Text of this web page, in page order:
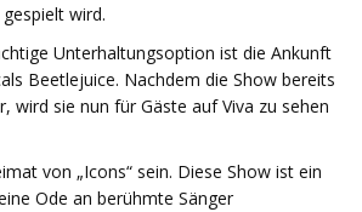
wird.
Unterhaltungsoption ist die Ankunft
Beetlejuice. Nachdem die Show bereits
wird sie nun für Gäste auf Viva zu sehen
von „Icons“ sein. Diese Show ist ein
Ode an berühmte Sänger